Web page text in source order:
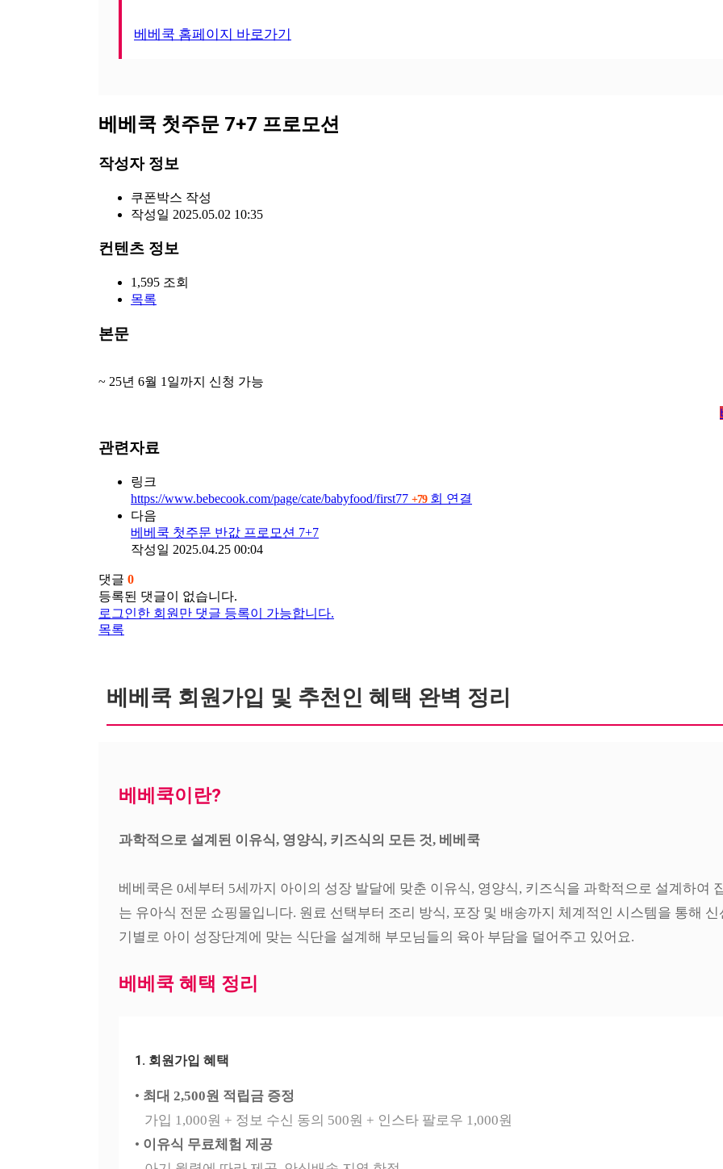
베베쿡 홈페이지 바로가기
베베쿡 첫주문 7+7 프로모션
작성자 정보
쿠폰박스 작성
작성일 2025.05.02 10:35
컨텐츠 정보
1,595 조회
목록
본문
~ 25년 6월 1일까지 신청 가능
관련자료
링크
https://www.bebecook.com/page/cate/babyfood/first77
79 회 연결
다음
베베쿡 첫주문 반값 프로모션 7+7
작성일 2025.04.25 00:04
댓글 0
등록된 댓글이 없습니다.
로그인한 회원만 댓글 등록이 가능합니다.
목록
베베쿡 회원가입 및 추천인 혜택 완벽 정리
베베쿡이란?
과학적으로 설계된 이유식, 영양식, 키즈식의 모든 것, 베베쿡
베베쿡은 0세부터 5세까지 아이의 성장 발달에 맞춘 이유식, 영양식, 키즈식을 과학적으로 설계하여
는 유아식 전문 쇼핑몰입니다. 원료 선택부터 조리 방식, 포장 및 배송까지 체계적인 시스템을 통해
기별로 아이 성장단계에 맞는 식단을 설계해 부모님들의 육아 부담을 덜어주고 있어요.
베베쿡 혜택 정리
1. 회원가입 혜택
• 최대 2,500원 적립금 증정
가입 1,000원 + 정보 수신 동의 500원 + 인스타 팔로우 1,000원
• 이유식 무료체험 제공